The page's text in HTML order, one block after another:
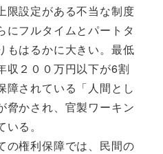
限設定がある不当な制度
にフルタイムとパートタ
もはるかに大きい。最低
収２００万円以下が6割
障されている「人間とし
脅かされ、官製ワーキン
る。
権利保障では、民間の